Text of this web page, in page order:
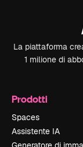
La piattaforma
1 milione di
Prodotti
Spaces
Assistente IA